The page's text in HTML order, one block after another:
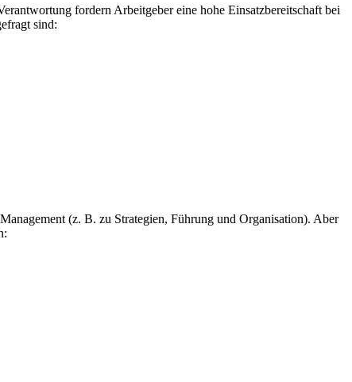
fordern Arbeitgeber eine hohe Einsatzbereitschaft bei
sind:
(z. B. zu Strategien, Führung und Organisation). Aber